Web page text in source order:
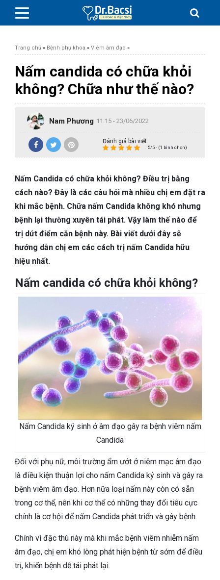
BỆNH DA LIỄU
BỆNH PHỤ KHOA
BỆNH XƯƠNG KHỚP
TAI – MŨI – HỌNG
TIÊU HÓA
DA LIỄU THẨM MỸ
Trang chủ » Bệnh phụ khoa » Viêm âm đạo »
Nấm candida có chữa khỏi
không? Chữa như thế nào?
Nam Phương 11:15 - 23/06/2022
Đánh giá bài viết
5/5 - (1 bình chọn)
Nấm Candida có chữa khỏi không? Điều trị bằng
cách nào? Đây là các câu hỏi mà nhiều chị em đặt ra
khi mắc bệnh. Chữa nấm Candida không khó nhưng
bệnh lại thường xuyên tái phát. Vậy làm thế nào để
trị dứt điểm căn bệnh này. Bài viết dưới đây sẽ
hướng dẫn chị em các cách trị nấm Candida hữu
hiệu nhất.
Nấm candida có chữa khỏi không?
Nấm Candida ký sinh ở âm đạo gây ra bệnh viêm nấm
Candida
Đối với phụ nữ, môi trường ẩm ướt ở niêm mạc âm đạo
là điều kiện thuận lợi cho nấm Candida ký sinh và gây ra
bệnh viêm âm đạo. Hơn nữa loại nấm này còn có sẵn
trong cơ thể, nên khi cơ thể có những thay đổi tiêu cực
chính là cơ hội để nấm Candida phát triển và gây bệnh.
Chính vì đặc thù này mà khi mắc bệnh viêm nhiễm nấm
âm đạo, chị em khó lòng phát hiện bệnh từ sớm để điều
trị, khiến bệnh dễ tái phát lại.